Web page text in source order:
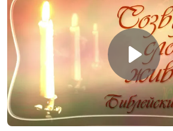
Притча о блудном сыне.
Евангелие от Луки 15:11-32
Притча о потерянной овце и
монете. Евангелие от Луки 15:1-10
Притча о выборе почетных мест.
о смирении. Евангелие от Луки
14:7-14